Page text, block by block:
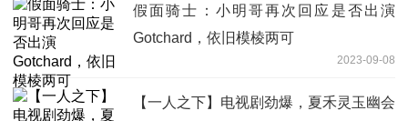
假面骑士：小明哥再次回应是否出演
Gotchard，依旧模棱两可
2023-09-08
【一人之下】电视剧劲爆，夏禾灵玉幽会